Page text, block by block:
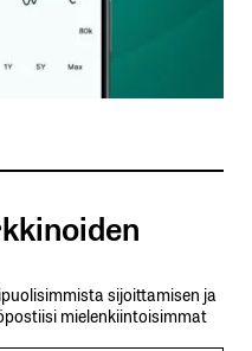
analyysi Helsingin
oikea ja sen voi
vertailemalla eri
sijoittamisen ja
mielenkiintoisimmat